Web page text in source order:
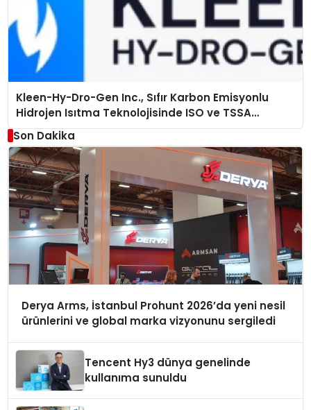
Kleen-Hy-Dro-Gen Inc., Sıfır Karbon Emisyonlu
Hidrojen Isıtma Teknolojisinde ISO ve TSSA
Düzenleyici Onaylarını Aldı
Son Dakika
Derya Arms, İstanbul Prohunt 2026’da yeni nesil
ürünlerini ve global marka vizyonunu sergiledi
Tencent Hy3 dünya genelinde
kullanıma sunuldu